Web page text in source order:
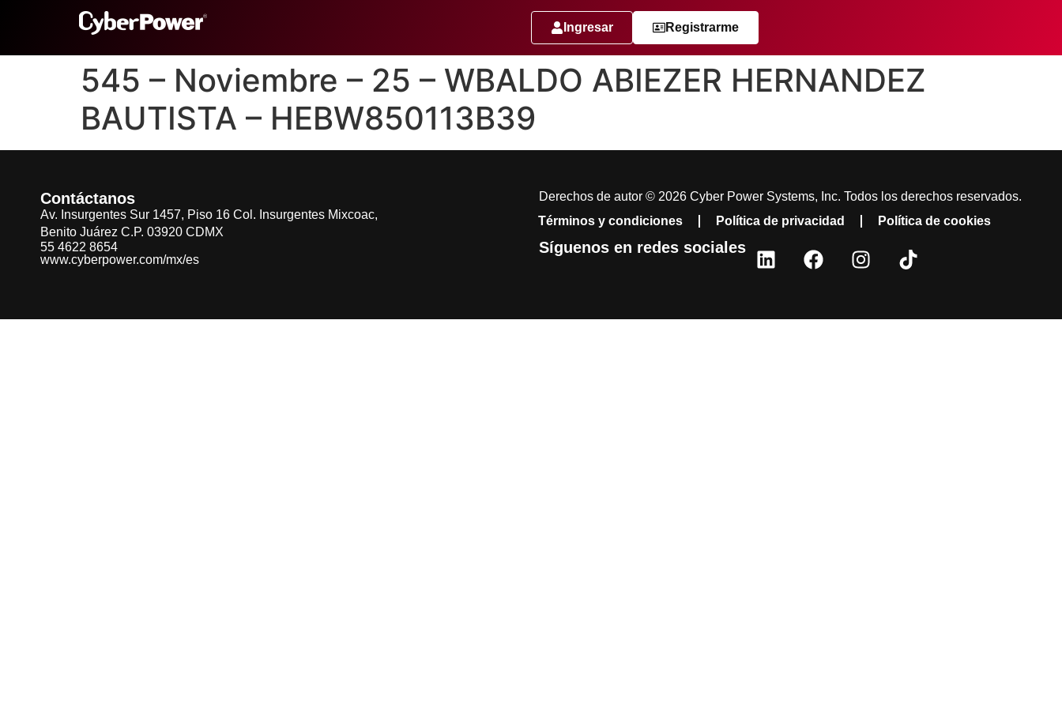
Ingresar Registrarme
545 – Noviembre – 25 – WBALDO ABIEZER HERNANDEZ
BAUTISTA – HEBW850113B39
Contáctanos
Av. Insurgentes Sur 1457, Piso 16 Col. Insurgentes Mixcoac,
Benito Juárez C.P. 03920 CDMX
55 4622 8654
www.cyberpower.com/mx/es
Derechos de autor © 2026 Cyber Power Systems, Inc. Todos los derechos reservados.
Términos y condiciones
Política de privacidad Política de cookies
Síguenos en redes sociales